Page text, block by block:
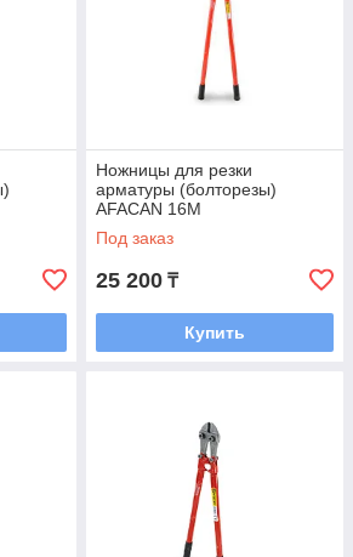
Ножницы для резки
арматуры (болторезы)
AFACAN 16М
Под заказ
25 200 ₸
Купить